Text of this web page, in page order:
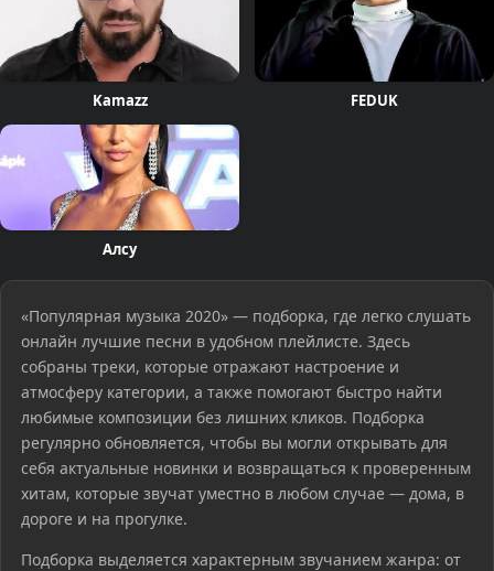
Kamazz FEDUK
Алсу
«Популярная музыка 2020» — подборка, где легко слушать
онлайн лучшие песни в удобном плейлисте. Здесь
собраны треки, которые отражают настроение и
атмосферу категории, а также помогают быстро найти
любимые композиции без лишних кликов. Подборка
регулярно обновляется, чтобы вы могли открывать для
себя актуальные новинки и возвращаться к проверенным
хитам, которые звучат уместно в любом случае — дома, в
дороге и на прогулке.
Подборка выделяется характерным звучанием жанра: от